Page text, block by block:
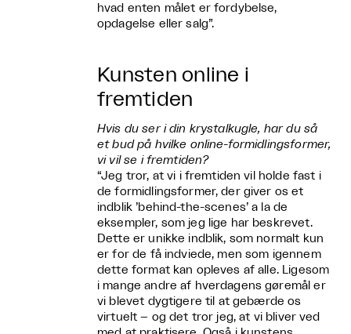
hvad enten målet er fordybelse,
opdagelse eller salg”.
Kunsten online i
fremtiden
Hvis du ser i din krystalkugle, har du så
et bud på hvilke online-formidlingsformer,
vi vil se i fremtiden?
“Jeg tror, at vi i fremtiden vil holde fast i
de formidlingsformer, der giver os et
indblik ’behind-the-scenes’ a la de
eksempler, som jeg lige har beskrevet.
Dette er unikke indblik, som normalt kun
er for de få indviede, men som igennem
dette format kan opleves af alle. Ligesom
i mange andre af hverdagens gøremål er
vi blevet dygtigere til at gebærde os
virtuelt – og det tror jeg, at vi bliver ved